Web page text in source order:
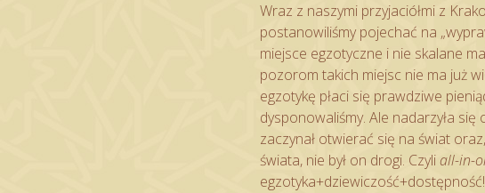
Wraz z naszymi przyjaciółmi z
postanowiliśmy pojechać na
miejsce egzotyczne i nie skalane
pozorom takich miejsc nie ma już
egzotykę płaci się prawdziwe
dysponowaliśmy. Ale nadarzyła
zaczynał otwierać się na świat
świata, nie był on drogi. Czyliall-in-
egzotyka+dziewiczość+dostępność!